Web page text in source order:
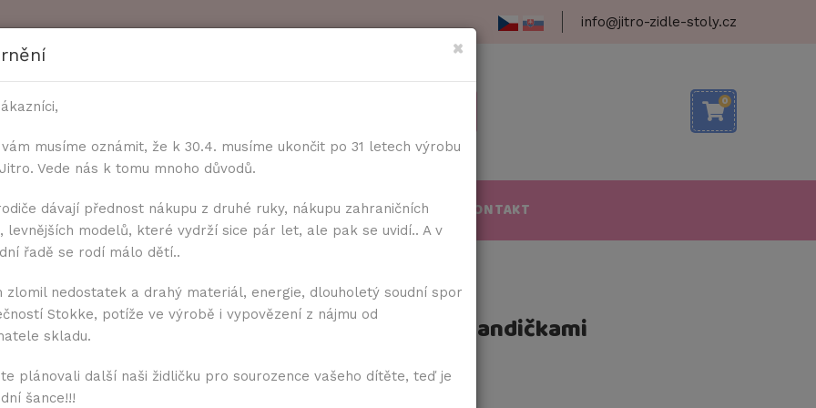
info@jitro-zidle-stoly.cz
0
ČASTÉ DOTAZY KE STAŽENÍ ZAKÁZKOVÁ VÝROBA KONTAKT
kšandičkami
Vatelínové kalhotky s kšandičkami
×
musíme oznámit, že k 30.4. musíme ukončit po 31 letech výrobu
Vede nás k tomu mnoho důvodů.
dávají přednost nákupu z druhé ruky, nákupu zahraničních
levnějších modelů, které vydrží sice pár let, ale pak se uvidí.. A v
řadě se rodí málo dětí..
zlomil nedostatek a drahý materiál, energie, dlouholetý soudní spor
Stokke, potíže ve výrobě i vypovězení z nájmu od
skladu.
plánovali další naši židličku pro sourozence vašeho dítěte, teď je
šance!!!